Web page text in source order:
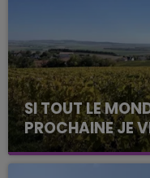
SI TOUT LE
PROCHAINE JE
La vendange en
août dans la